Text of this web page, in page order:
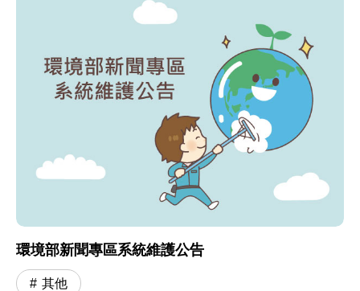
環境部新聞專區系統維護公告
其他